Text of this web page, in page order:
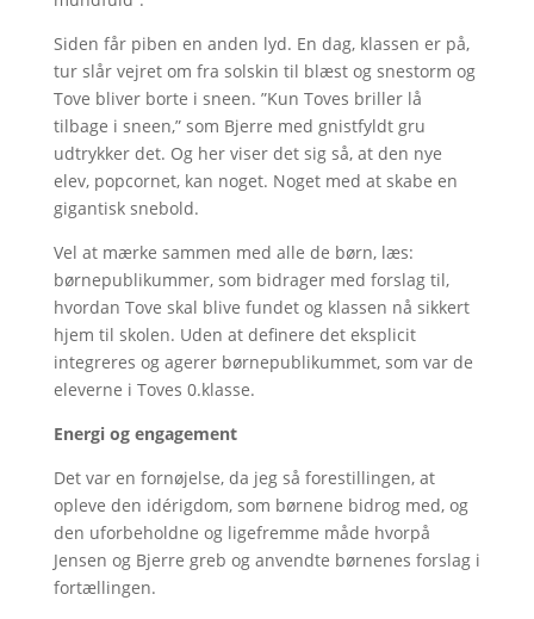
Siden får piben en anden lyd. En dag, klassen er på,
tur slår vejret om fra solskin til blæst og snestorm og
Tove bliver borte i sneen. ”Kun Toves briller lå
tilbage i sneen,” som Bjerre med gnistfyldt gru
udtrykker det. Og her viser det sig så, at den nye
elev, popcornet, kan noget. Noget med at skabe en
gigantisk snebold.
Vel at mærke sammen med alle de børn, læs:
børnepublikummer, som bidrager med forslag til,
hvordan Tove skal blive fundet og klassen nå sikkert
hjem til skolen. Uden at definere det eksplicit
integreres og agerer børnepublikummet, som var de
eleverne i Toves 0.klasse.
Energi og engagement
Det var en fornøjelse, da jeg så forestillingen, at
opleve den idérigdom, som børnene bidrog med, og
den uforbeholdne og ligefremme måde hvorpå
Jensen og Bjerre greb og anvendte børnenes forslag i
fortællingen.